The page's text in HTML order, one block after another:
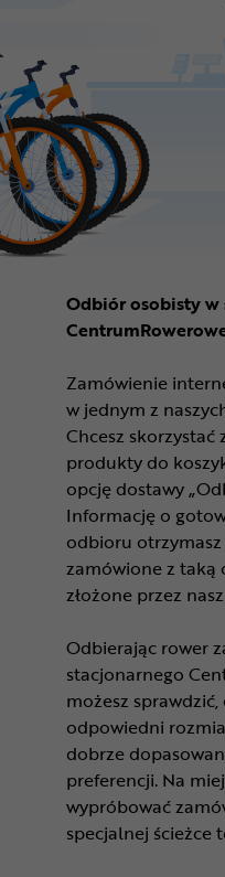
Odbiór osobisty w
Zamówienie
w jednym z
Chcesz
produkty do
opcję dostawy
Informację o
odbioru
zamówione z taką
złożone przez
Odbierając rower
stacjonarnego
możesz sprawdzić,
odpowiedni
dobrze
preferencji. Na
wypróbować
specjalnej ścieżce